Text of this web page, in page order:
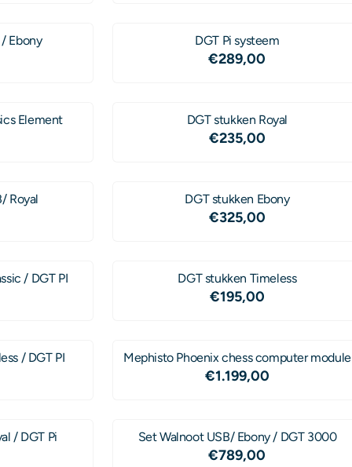
Ebony
DGT Pi systeem
Prijs: 289,00
€289,00
Element
DGT stukken Royal
Prijs: 235,00
€235,00
Royal
DGT stukken Ebony
Prijs: 325,00
€325,00
/ DGT PI
DGT stukken Timeless
Prijs: 195,00
€195,00
/ DGT PI
Mephisto Phoenix chess computer module
Prijs: 1 199,00
€1.199,00
/ DGT Pi
Set Walnoot USB/ Ebony / DGT 3000
Prijs: 789,00
€789,00